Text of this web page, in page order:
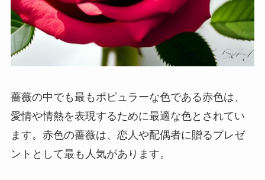
薔薇の中でも最もポピュラーな色である赤色は、
愛情や情熱を表現するために最適な色とされてい
ます。赤色の薔薇は、恋人や配偶者に贈るプレゼ
ントとして最も人気があります。